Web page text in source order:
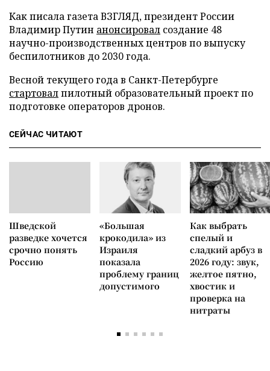
Как писала газета ВЗГЛЯД, президент России
Владимир Путин анонсировал создание 48
научно-производственных центров по выпуску
беспилотников до 2030 года.
Весной текущего года в Санкт-Петербурге
стартовалпилотный образовательный проект по
подготовке операторов дронов.
СЕЙЧАС ЧИТАЮТ
Шведской
разведке хочется
срочно понять
Россию
«Большая
крокодила» из
Израиля
показала
проблему границ
допустимого
Как выбрать
спелый и
сладкий арбуз в
2026 году: звук,
желтое пятно,
хвостик и
проверка на
нитраты